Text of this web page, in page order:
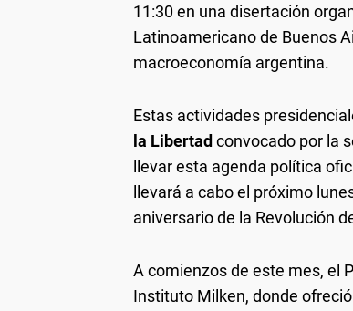
11:30 en una disertación
Latinoamericano de Buenos
macroeconomía argentina.
Estas actividades
la Libertad convocado por la
llevar esta agenda política
llevará a cabo el próximo
aniversario de la Revolución
A comienzos de este mes, el
Instituto Milken, donde